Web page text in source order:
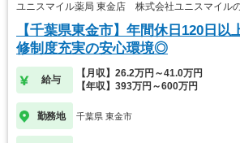
ユニスマイル薬局 東金店 株式会社ユニスマイル
【千葉県東金市】年間休日120日
修制度充実の安心環境◎
給与
【月収】26.2万円～41.0万円
【年収】393万円～600万円
勤務地 千葉県 東金市